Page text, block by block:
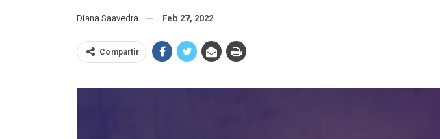
Diana Saavedra Feb 27, 2022
Compartir